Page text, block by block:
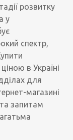
розвитку
у
спектр,
в Україні
для
магазині
запитам